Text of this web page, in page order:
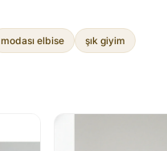
modası elbise şık giyim